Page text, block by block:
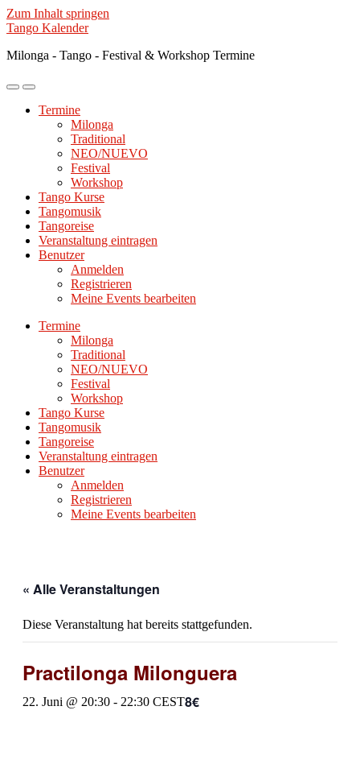
Zum Inhalt springen
Tango Kalender
Milonga - Tango - Festival & Workshop Termine
Mobile-
ein-/ausblenden
Suchfeld
ein-/ausblenden
Termine
Milonga
Traditional
NEO/NUEVO
Festival
Workshop
Tango Kurse
Tangomusik
Tangoreise
Veranstaltung eintragen
Benutzer
Anmelden
Registrieren
Meine Events bearbeiten
Termine
Milonga
Traditional
NEO/NUEVO
Festival
Workshop
Tango Kurse
Tangomusik
Tangoreise
Veranstaltung eintragen
Benutzer
Anmelden
Registrieren
Meine Events bearbeiten
« Alle Veranstaltungen
Diese Veranstaltung hat bereits stattgefunden.
Practilonga Milonguera
22. Juni @ 20:30 - 22:30 CEST8€